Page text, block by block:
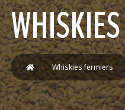
Whiskies fermiers